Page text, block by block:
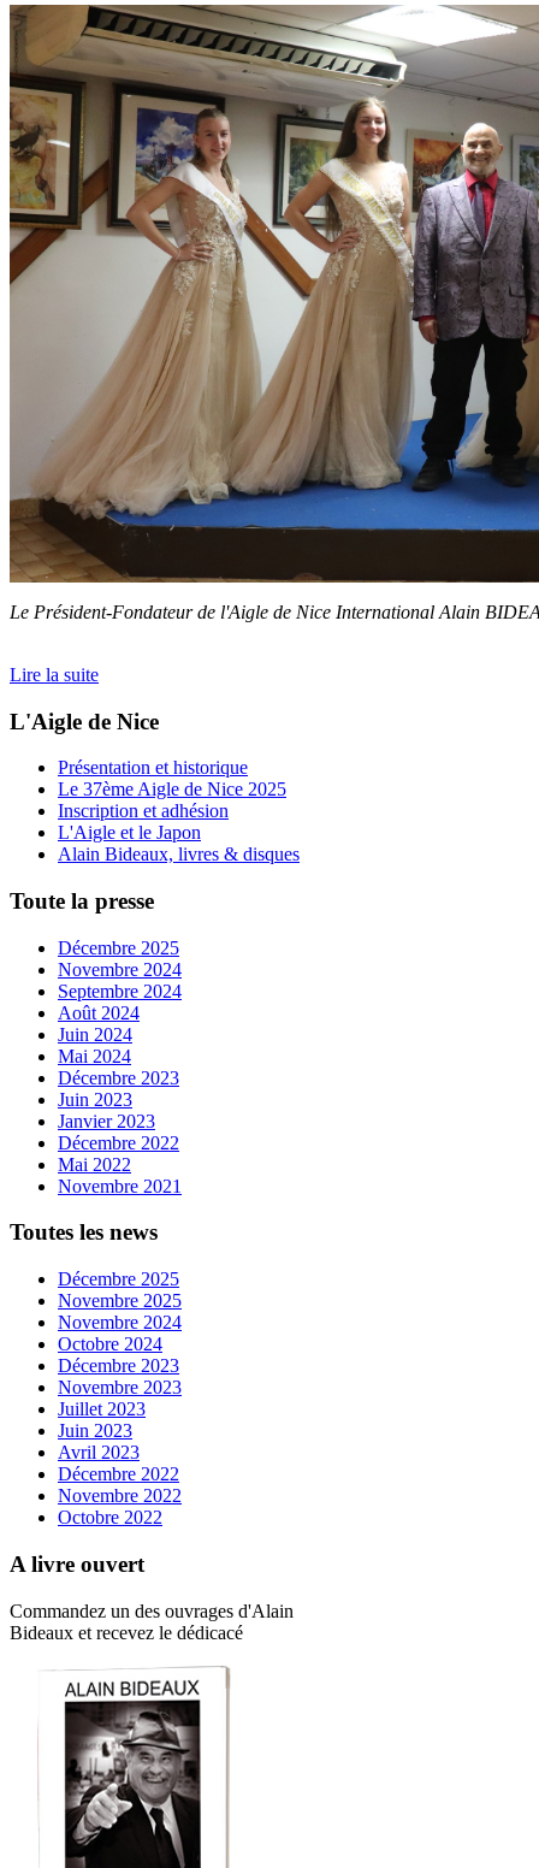
Le Président-Fondateur de l'Aigle de Nice International Alain
Lire la suite
L'Aigle de Nice
Présentation et historique
Le 37ème Aigle de Nice 2025
Inscription et adhésion
L'Aigle et le Japon
Alain Bideaux, livres & disques
Toute la presse
Décembre 2025
Novembre 2024
Septembre 2024
Août 2024
Juin 2024
Mai 2024
Décembre 2023
Juin 2023
Janvier 2023
Décembre 2022
Mai 2022
Novembre 2021
Toutes les news
Décembre 2025
Novembre 2025
Novembre 2024
Octobre 2024
Décembre 2023
Novembre 2023
Juillet 2023
Juin 2023
Avril 2023
Décembre 2022
Novembre 2022
Octobre 2022
A livre ouvert
Commandez un des ouvrages d'Alain
Bideaux et recevez le dédicacé